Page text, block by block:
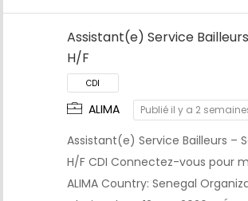
Assistant(e) Service
H/F
ALIMA Publié il y a 2
Assistant(e) Service Bailleurs –
H/F CDI Connectez-vous pour
ALIMA Country: Senegal